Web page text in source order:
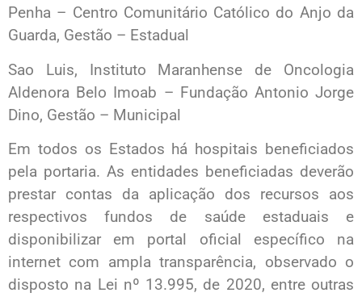
Penha – Centro Comunitário Católico do Anjo da
Guarda, Gestão – Estadual
Sao Luis, Instituto Maranhense de Oncologia
Aldenora Belo Imoab – Fundação Antonio Jorge
Dino, Gestão – Municipal
Em todos os Estados há hospitais beneficiados
pela portaria. As entidades beneficiadas deverão
prestar contas da aplicação dos recursos aos
respectivos fundos de saúde estaduais e
disponibilizar em portal oficial específico na
internet com ampla transparência, observado o
disposto na Lei nº 13.995, de 2020, entre outras